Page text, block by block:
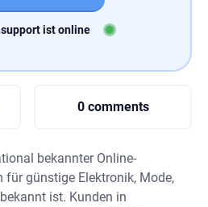
ist online
0 comments
bekannter Online-
für günstige Elektronik, Mode,
ist. Kunden in